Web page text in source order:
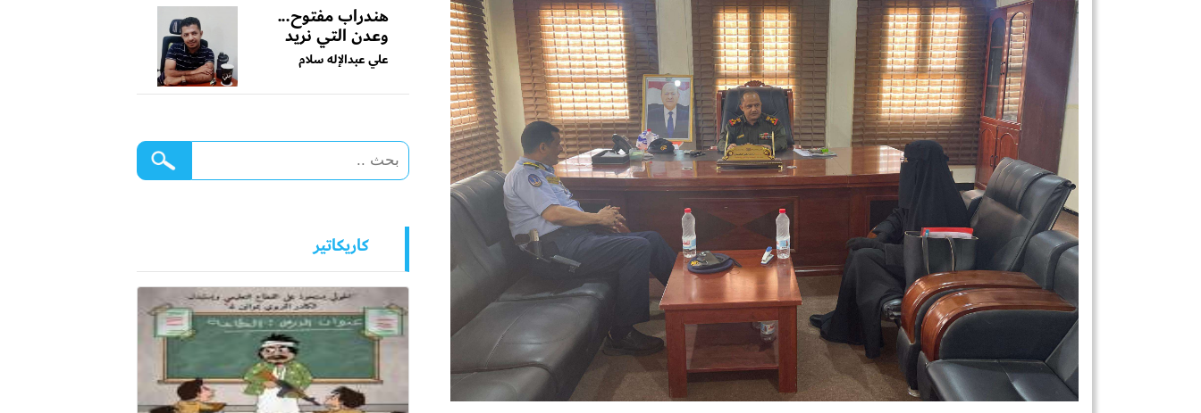
هندراب مفتوح...
وعدن التي نريد
علي عبدالإله سلام
كاريكاتير